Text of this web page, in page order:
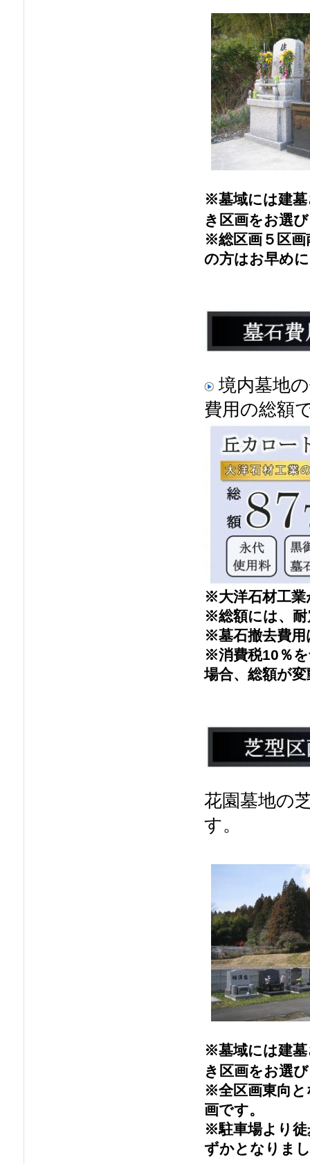
※墓域には建
き区画をお選
※総区画５区画
の方はお早め
境内墓地
費用の総額
※大洋石材工業
※総額には、耐
※墓石撤去費用
※消費税10％
場合、総額が
花園墓地の
す。
※墓域には建
き区画をお選
※全区画東向と
画です。
※駐車場より徒
ずかとなりま